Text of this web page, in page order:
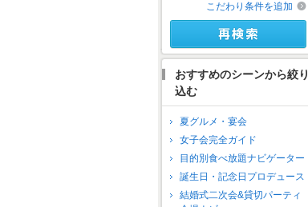
こだわり条件を追加
おすすめのシーンから絞り
込む
夏グルメ・宴会
女子会完全ガイド
目的別食べ放題ナビゲーター
誕生日・記念日プロデュース
結婚式二次会&貸切パーティ